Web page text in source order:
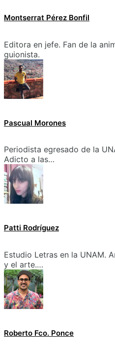
Montserrat Pérez Bonfil
Editora en jefe. Fan de la
guionista.
Pascual Morones
Periodista egresado de la
Adicto a las…
Patti Rodríguez
Estudio Letras en la UNAM.
y el arte.…
Roberto Fco. Ponce